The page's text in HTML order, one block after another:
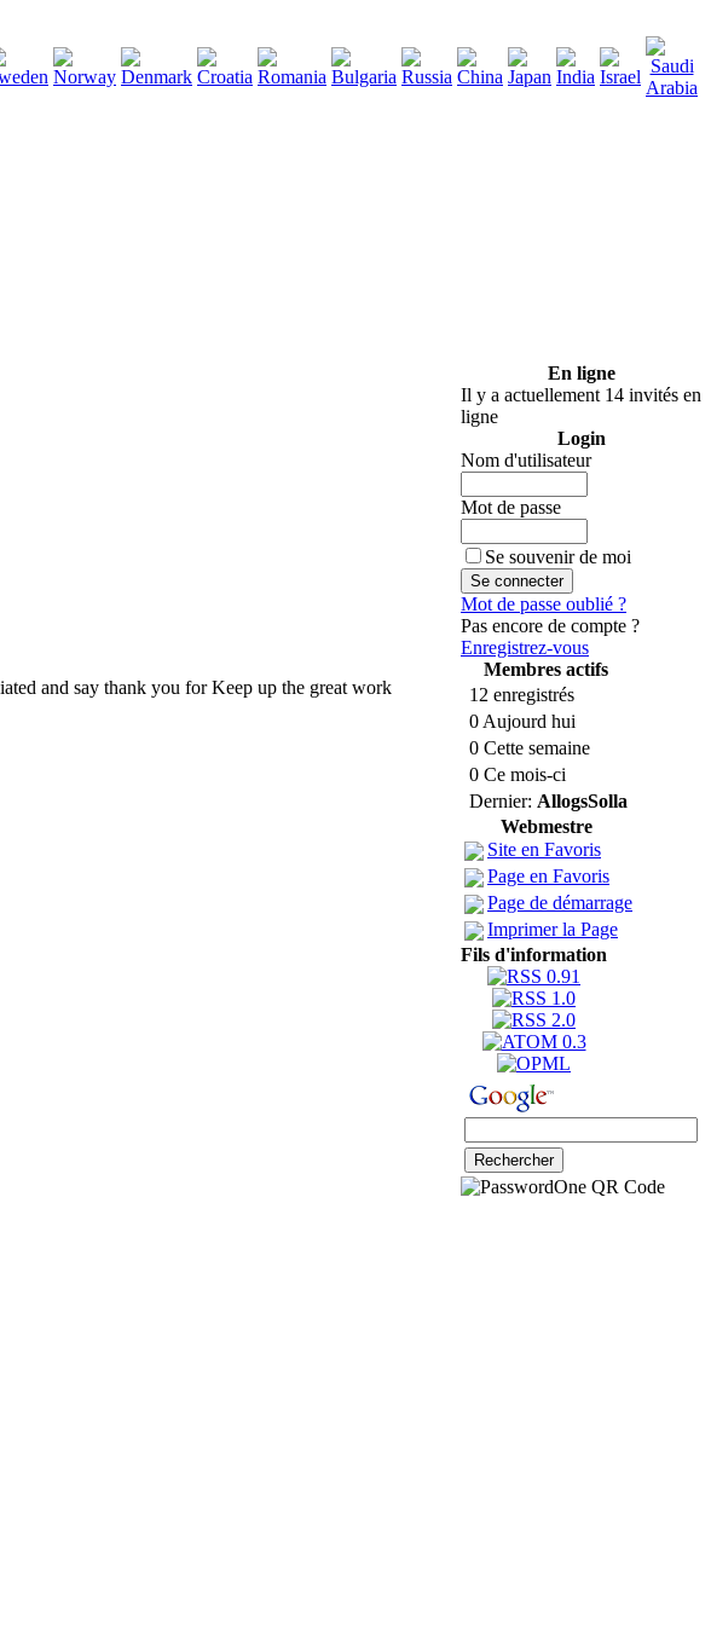
and say thank you for Keep up the great work
En ligne
Il y a actuellement 14 invités en
ligne
Login
Nom d'utilisateur
Mot de passe
Se souvenir de moi
Mot de passe oublié ?
Pas encore de compte ?
Enregistrez-vous
Membres actifs
12 enregistrés
0 Aujourd hui
0 Cette semaine
0 Ce mois-ci
Dernier: AllogsSolla
Webmestre
Site en Favoris
Page en Favoris
Page de démarrage
Imprimer la Page
Fils d'information